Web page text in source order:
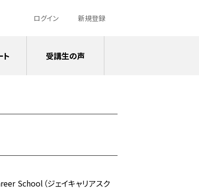
ログイン 新規登録
School（ジェイキャリアスク
受講生の声